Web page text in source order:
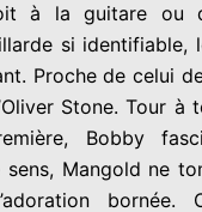
à la guitare ou
si identifiable,
Proche de celui
Stone. Tour à
Bobby
sens, Mangold ne
bornée.